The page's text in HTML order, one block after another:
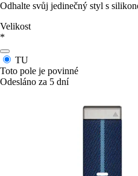
Odhalte svůj jedinečný styl s
Velikost
*
TU
Toto pole je povinné
Odesláno za 5 dní